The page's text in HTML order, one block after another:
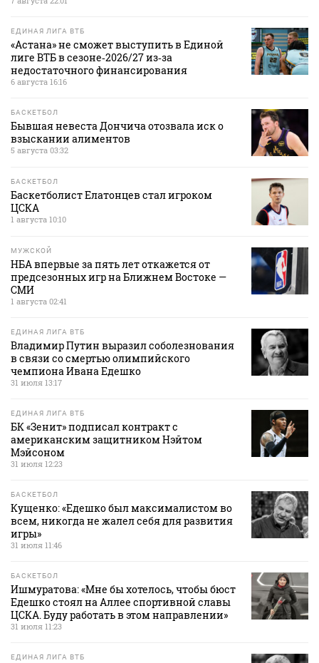
ЕДИНАЯ ЛИГА ВТБ
«Астана» не сможет выступить в Единой
лиге ВТБ в сезоне‑2026/27 из‑за
недостаточного финансирования
6 августа 16:16
БАСКЕТБОЛ
Бывшая невеста Дончича отозвала иск о
взыскании алиментов
5 августа 03:32
БАСКЕТБОЛ
Баскетболист Елатонцев стал игроком
ЦСКА
1 августа 10:10
МУЖСКОЙ
НБА впервые за пять лет откажется от
предсезонных игр на Ближнем Востоке —
СМИ
1 августа 02:41
ЕДИНАЯ ЛИГА ВТБ
Владимир Путин выразил соболезнования
в связи со смертью олимпийского
чемпиона Ивана Едешко
31 июля 13:17
ЕДИНАЯ ЛИГА ВТБ
БК «Зенит» подписал контракт с
американским защитником Нэйтом
Мэйсоном
31 июля 12:23
БАСКЕТБОЛ
Кущенко: «Едешко был максималистом во
всем, никогда не жалел себя для развития
игры»
31 июля 11:46
БАСКЕТБОЛ
Ишмуратова: «Мне бы хотелось, чтобы бюст
Едешко стоял на Аллее спортивной славы
ЦСКА. Буду работать в этом направлении»
31 июля 11:23
ЕДИНАЯ ЛИГА ВТБ